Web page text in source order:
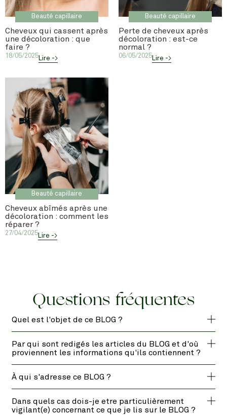
Beauté capillaire
Cheveux qui cassent après
une décoloration : que
faire ?
18/05/2025Lire ->
Beauté capillaire
Perte de cheveux après
décoloration : est-ce
normal ?
06/05/2025Lire ->
Beauté capillaire
Cheveux abîmés après une
décoloration : comment les
réparer ?
27/04/2025Lire ->
Questions fréquentes
Quel est l'objet de ce BLOG ?
Par qui sont redigés les articles du BLOG et d'où
proviennent les informations qu'ils contiennent ?
À qui s'adresse ce BLOG ?
Dans quels cas dois-je etre particulièrement
vigilant(e) concernant ce que je lis sur le BLOG ?